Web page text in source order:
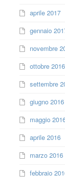
aprile 2017
gennaio
novembre
ottobre 2016
settembre
giugno 2016
maggio
aprile 2016
marzo 2016
febbraio